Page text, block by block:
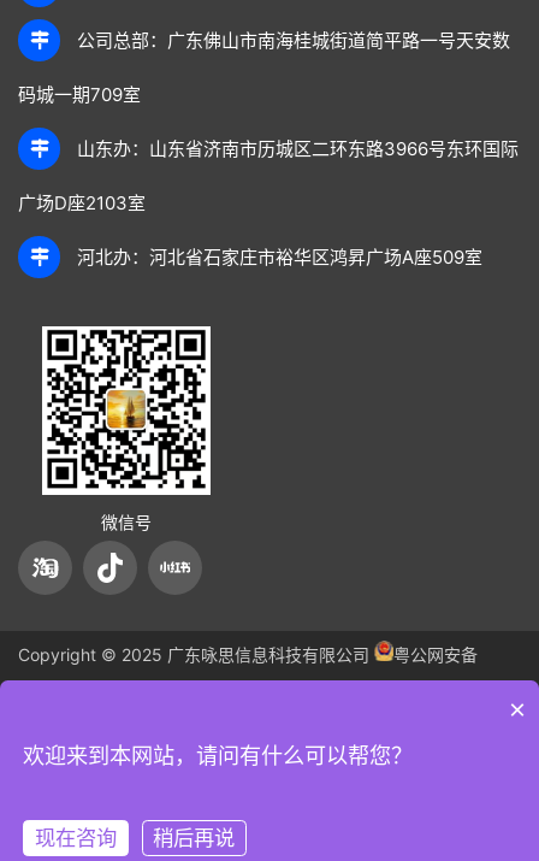
公司总部：广东佛山市南海桂城街道简平路一号天安数
码城一期709室
山东办：山东省济南市历城区二环东路3966号东环国际
广场D座2103室
河北办：河北省石家庄市裕华区鸿昇广场A座509室
微信号
Copyright © 2025 广东咏思信息科技有限公司 粤公网安备
法律声明：本网站部分内容来源于网络，如有侵权请告知！我们立
请告知！我们立即删除。
×
欢迎来到本网站，请问有什么可以帮您？
现在咨询 稍后再说